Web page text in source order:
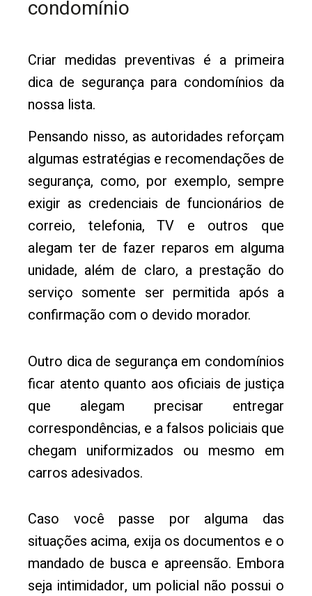
condomínio
Criar medidas preventivas é a primeira
dica de segurança para condomínios da
nossa lista.
Pensando nisso, as autoridades reforçam
algumas estratégias e recomendações de
segurança, como, por exemplo, sempre
exigir as credenciais de funcionários de
correio, telefonia, TV e outros que
alegam ter de fazer reparos em alguma
unidade, além de claro, a prestação do
serviço somente ser permitida após a
confirmação com o devido morador.
Outro dica de segurança em condomínios
ficar atento quanto aos oficiais de justiça
que alegam precisar entregar
correspondências, e a falsos policiais que
chegam uniformizados ou mesmo em
carros adesivados.
Caso você passe por alguma das
situações acima, exija os documentos e o
mandado de busca e apreensão. Embora
seja intimidador, um policial não possui o